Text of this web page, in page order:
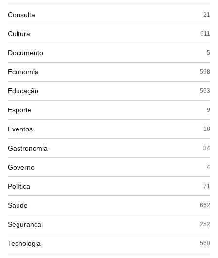
Consulta 21
Cultura 611
Documento 5
Economia 598
Educação 563
Esporte 9
Eventos 18
Gastronomia 34
Governo 4
Política 71
Saúde 662
Segurança 252
Tecnologia 560